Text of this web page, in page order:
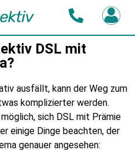
DSL mit
ausfällt, kann der Weg zum
komplizierter werden.
sich DSL mit Prämie
einige Dinge beachten, der
genauer angesehen: